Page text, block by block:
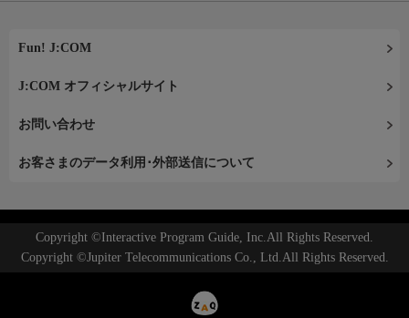
Fun! J:COM
J:COM オフィシャルサイト
お問い合わせ
お客さまのデータ利用･外部送信について
Copyright ©Interactive Program Guide, Inc.All Rights Reserved.
Copyright ©Jupiter Telecommunications Co., Ltd.All Rights Reserved.